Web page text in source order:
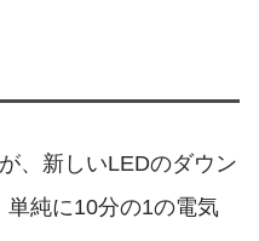
、新しいLEDのダウン
単純に10分の1の電気